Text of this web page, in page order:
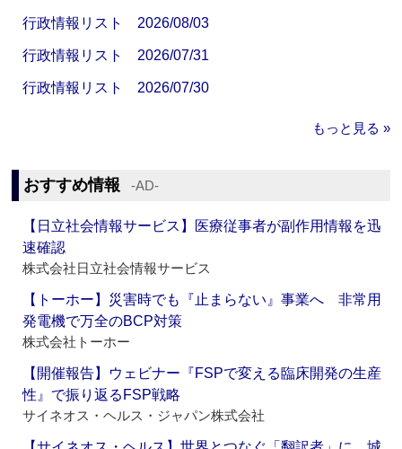
行政情報リスト 2026/08/03
行政情報リスト 2026/07/31
行政情報リスト 2026/07/30
もっと見る »
おすすめ情報 ‐AD‐
【日立社会情報サービス】医療従事者が副作用情報を迅
速確認
株式会社日立社会情報サービス
【トーホー】災害時でも『止まらない』事業へ 非常用
発電機で万全のBCP対策
株式会社トーホー
【開催報告】ウェビナー『FSPで変える臨床開発の生産
性』で振り返るFSP戦略
サイネオス・ヘルス・ジャパン株式会社